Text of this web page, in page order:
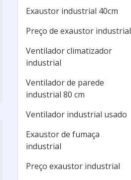
Exaustor industrial 40cm
Preço de exaustor industrial
Ventilador climatizador
industrial
Ventilador de parede
industrial 80 cm
Ventilador industrial usado
Exaustor de fumaça
industrial
Preço exaustor industrial